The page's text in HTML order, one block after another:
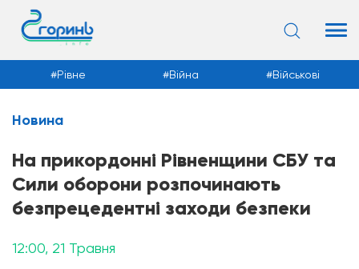
Новини
Рівне Війна Військові
Новина
На прикордонні Рівненщини СБУ та
Сили оборони розпочинають
безпрецедентні заходи безпеки
12:00, 21 Травня